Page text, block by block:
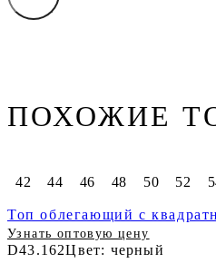
ПОХОЖИЕ
42 44 46 48 50 52
Топ облегающий с
Узнать оптовую цену
D43.162Цвет: черный